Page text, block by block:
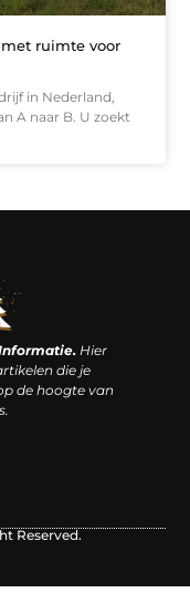
ruimte voor
in Nederland,
A naar B. U zoekt
Hier
die je
de hoogte van
Reserved.